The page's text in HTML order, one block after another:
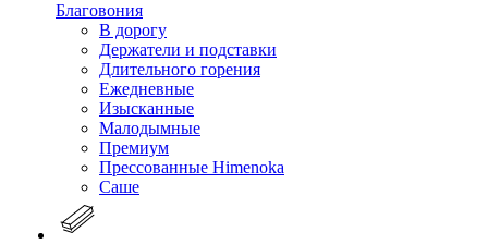
Благовония
В дорогу
Держатели и подставки
Длительного горения
Ежедневные
Изысканные
Малодымные
Премиум
Прессованные Himenoka
Саше